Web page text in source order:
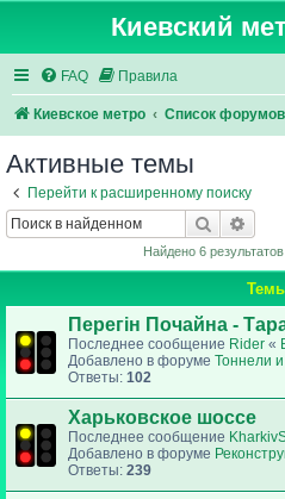
Киевский
FAQ Правила
Киевское метро Список форумов
Активные темы
Перейти к расширенному поиску
Поиск
Найдено 6
Перегін Почайна -
Последнее сообщение Rider «
Добавлено в форуме Тоннели
Ответы: 102
Харьковское шоссе
Последнее сообщение
Добавлено в форуме
Ответы: 239